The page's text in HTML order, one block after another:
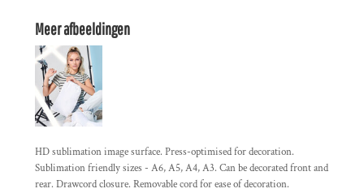
Meer afbeeldingen
HD sublimation image surface. Press-optimised for decoration.
Sublimation friendly sizes - A6, A5, A4, A3. Can be decorated front and
rear. Drawcord closure. Removable cord for ease of decoration.